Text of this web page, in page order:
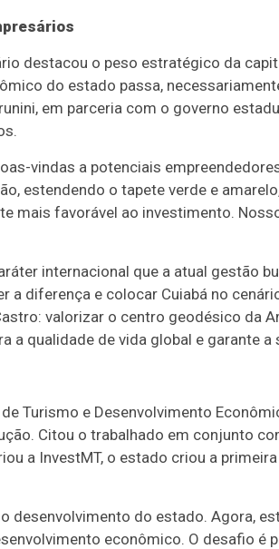
destacou o peso estratégico da
do estado passa,
em parceria com o governo
vindas a potenciais
estendendo o tapete verde e
mais favorável ao investimento.
internacional que a atual gestão
a diferença e colocar Cuiabá no
valorizar o centro geodésico da
a qualidade de vida global e garante
Turismo e Desenvolvimento
Citou o trabalhado em conjunto
a InvestMT, o estado criou a
desenvolvimento do estado. Agora,
econômico. O desafio é